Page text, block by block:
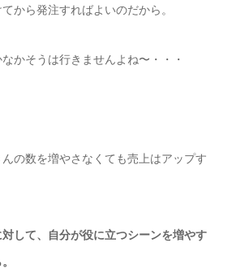
から発注すればよいのだから。
かそうは行きませんよね〜・・・
の数を増やさなくても売上はアップす
して、自分が役に立つシーンを増やす